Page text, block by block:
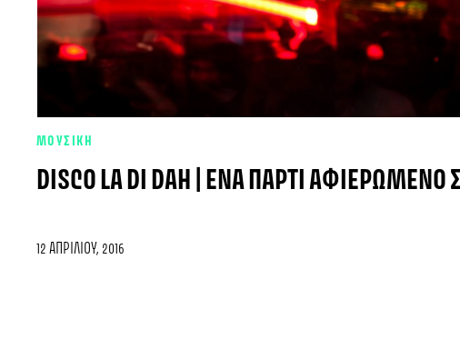
ΜΟΥΣΙΚΗ
DISCO LA DI DAH | ΈΝΑ ΠΆΡΤΙ ΑΦΙΕΡΩΜΈΝΟ
12 ΑΠΡΙΛΊΟΥ, 2016